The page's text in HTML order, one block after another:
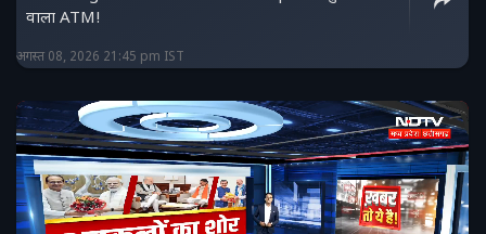
वाला ATM!
अगस्त 08, 2026 21:45 pm IST